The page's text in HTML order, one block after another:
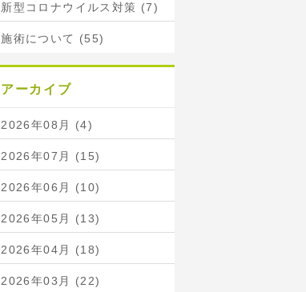
新型コロナウイルス対策 (7)
施術について (55)
アーカイブ
2026年08月 (4)
2026年07月 (15)
2026年06月 (10)
2026年05月 (13)
2026年04月 (18)
2026年03月 (22)